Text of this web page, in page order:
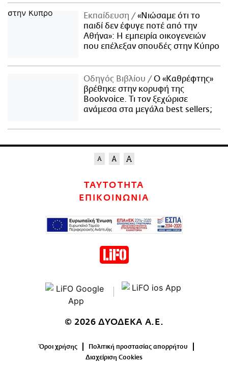
Εκπαίδευση
«Νιώσαμε ότι το
παιδί δεν έφυγε ποτέ από την
Αθήνα»: Η εμπειρία οικογενειών
που επέλεξαν σπουδές στην Κύπρο
Οδηγός Βιβλίου
Ο «Καθρέφτης»
βρέθηκε στην κορυφή της
Bookvoice. Τι τον ξεχώρισε
ανάμεσα στα μεγάλα best sellers;
ΤΑΥΤΟΤΗΤΑ
ΕΠΙΚΟΙΝΩΝΙΑ
© 2026 ΔΥΟΔΕΚΑ Α.Ε.
Όροι χρήσης
Πολιτική προστασίας απορρήτου
Διαχείριση Cookies